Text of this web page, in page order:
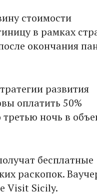
стоимости
в рамках
окончания
развития
оплатить 50%
ночь в
бесплатные
раскопок.
Visit Sicily.